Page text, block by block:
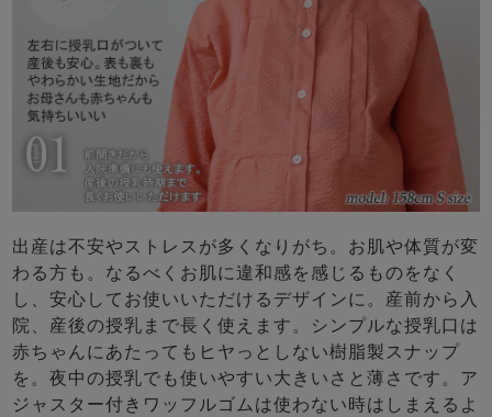
出産は不安やストレスが多くなりがち。お肌や体質が変
わる方も。なるべくお肌に違和感を感じるものをなく
し、安心してお使いいただけるデザインに。産前から入
院、産後の授乳まで長く使えます。シンプルな授乳口は
赤ちゃんにあたってもヒヤっとしない樹脂製スナップ
を。夜中の授乳でも使いやすい大きいさと薄さです。ア
ジャスター付きワッフルゴムは使わない時はしまえるよ